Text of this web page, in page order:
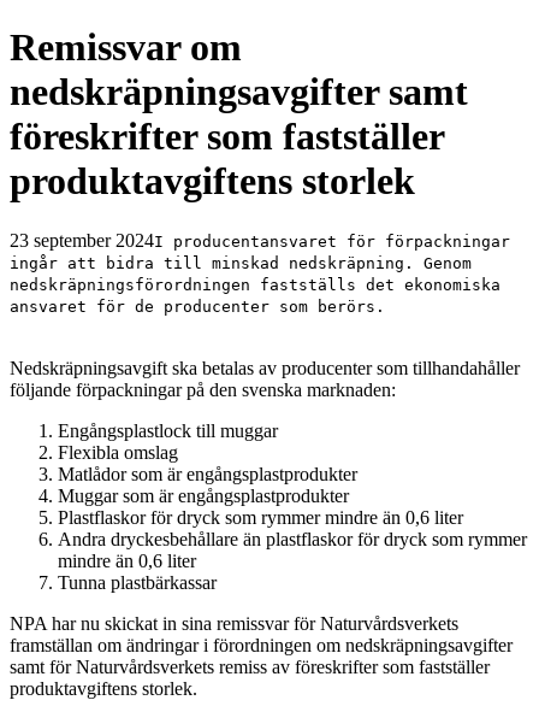
Remissvar om
nedskräpningsavgifter samt
föreskrifter som fastställer
produktavgiftens storlek
23 september 2024I producentansvaret för förpackningar
ingår att bidra till minskad nedskräpning. Genom
nedskräpningsförordningen fastställs det ekonomiska
ansvaret för de producenter som berörs.
Nedskräpningsavgift ska betalas av producenter som tillhandahåller
följande förpackningar på den svenska marknaden:
Engångsplastlock till muggar
Flexibla omslag
Matlådor som är engångsplastprodukter
Muggar som är engångsplastprodukter
Plastflaskor för dryck som rymmer mindre än 0,6 liter
Andra dryckesbehållare än plastflaskor för dryck som rymmer
mindre än 0,6 liter
Tunna plastbärkassar
NPA har nu skickat in sina remissvar för Naturvårdsverkets
framställan om ändringar i förordningen om nedskräpningsavgifter
samt för Naturvårdsverkets remiss av föreskrifter som fastställer
produktavgiftens storlek.